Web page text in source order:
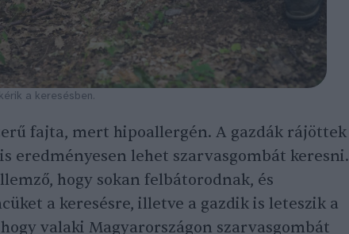
a keresésben.
fajta, mert hipoallergén. A gazdák rájöttek
eredményesen lehet szarvasgombát keresni.
hogy sokan felbátorodnak, és
a keresésre, illetve a gazdik is leteszik a
valaki Magyarországon szarvasgombát